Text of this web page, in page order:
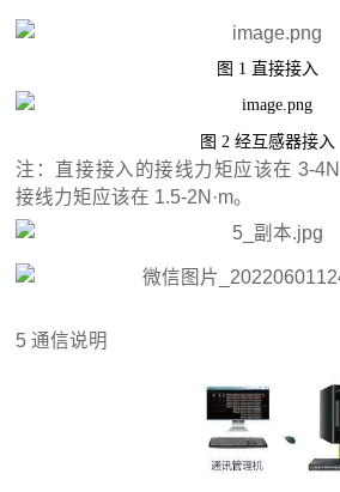
图 1 直接接入
图 2经互感器接入
注：直接接入的接线力矩应该在 3-
接线力矩应该在 1.5-2N·m。
5 通信说明